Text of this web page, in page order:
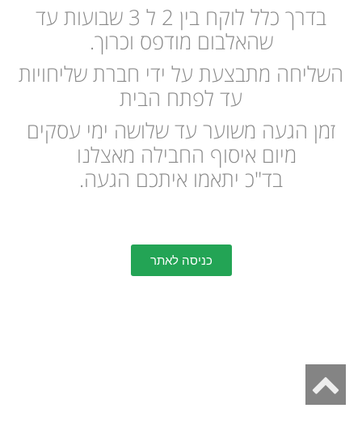
בדרך כלל לוקח בין 2 ל 3 שבועות עד
שהאלבום מודפס וכרוך.
השליחה מתבצעת על ידי חברת שליחויות
עד לפתח הבית
זמן הגעה משוער עד שלושה ימי עסקים
מיום איסוף החבילה מאצלנו
בד"כ יתאמו איתכם הגעה.
כניסה לאתר
לראש